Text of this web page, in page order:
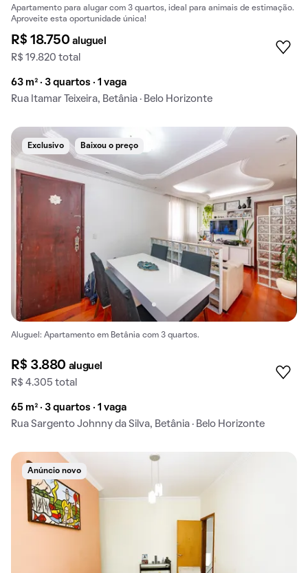
Apartamento para alugar com 3 quartos, ideal para animais de estimação.
Aproveite esta oportunidade única!
R$ 18.750aluguel
R$ 19.820 total
63 m² · 3 quartos · 1 vaga
Rua Itamar Teixeira, Betânia · Belo Horizonte
Exclusivo Baixou o preço
Aluguel: Apartamento em Betânia com 3 quartos.
R$ 3.880 aluguel
R$ 4.305 total
65 m² · 3 quartos · 1 vaga
Rua Sargento Johnny da Silva, Betânia · Belo Horizonte
Anúncio novo